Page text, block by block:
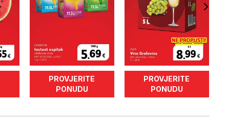
PROVJERITE
PONUDU
PROVJERITE
PONUDU